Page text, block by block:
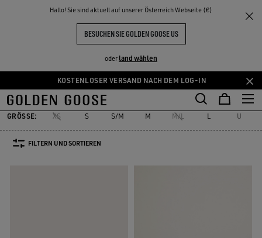
Hallo! Sie sind aktuell auf unserer Österreich Webseite (€)
BESUCHEN SIE GOLDEN GOOSE US
oder land wählen
Zum
Hauptinhalt
springen
Zum
Footer-
Inhalt
springen
KOSTENLOSER VERSAND NACH DEM LOG-IN
ERLEBNISSE THE
COMMUNITY
Accessories
ACCESSOIRES FÜR HERREN
Skins
Schnürsenkel
Schnürsenkel
Socken
Socken
Gürtel Hüte Sonnenbrillen
GRÖSSE: XS S S/M M M/L L U
FILTERN UND SORTIEREN